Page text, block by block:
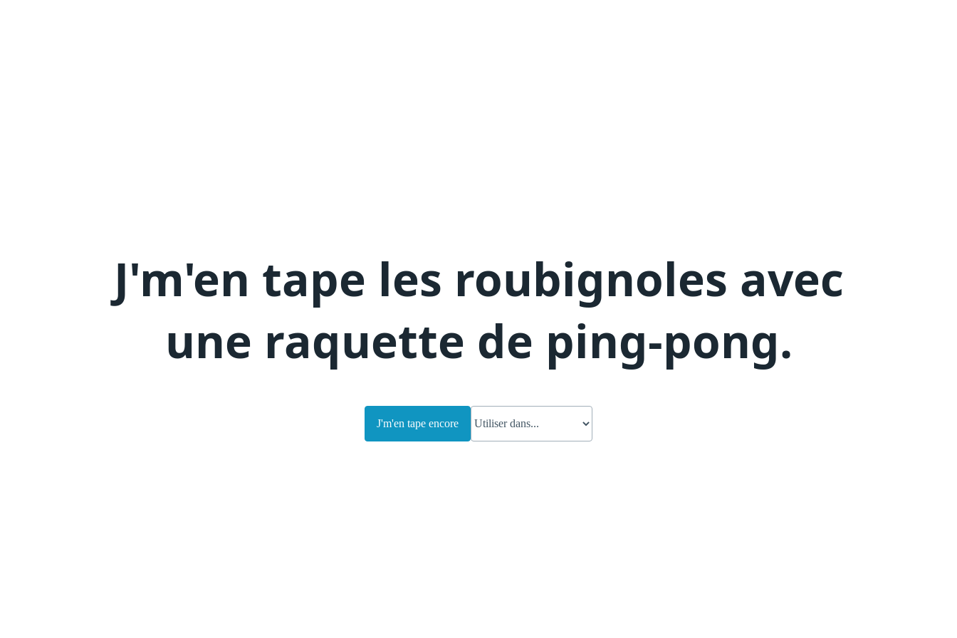
J'm'en tape les roubignoles avec
une raquette de ping-pong.
J'm'en tape encore